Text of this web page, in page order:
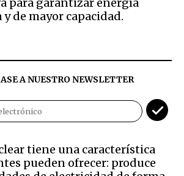
de mayor capacidad.
A NUESTRO NEWSLETTER
tiene una característica
pueden ofrecer: produce